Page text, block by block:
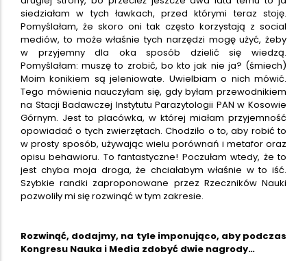
siedziałam w tych ławkach, przed którymi teraz stoję.
Pomyślałam, że skoro oni tak często korzystają z social
mediów, to może właśnie tych narzędzi mogę użyć, żeby
w przyjemny dla oka sposób dzielić się wiedzą.
Pomyślałam: muszę to zrobić, bo kto jak nie ja? (śmiech)
Moim konikiem są jeleniowate. Uwielbiam o nich mówić.
Tego mówienia nauczyłam się, gdy byłam przewodnikiem
na Stacji Badawczej Instytutu Parazytologii PAN w Kosowie
Górnym. Jest to placówka, w której miałam przyjemność
opowiadać o tych zwierzętach. Chodziło o to, aby robić to
w prosty sposób, używając wielu porównań i metafor oraz
opisu behawioru. To fantastyczne! Poczułam wtedy, że to
jest chyba moja droga, że chciałabym właśnie w to iść.
Szybkie randki zaproponowane przez Rzeczników Nauki
pozwoliły mi się rozwinąć w tym zakresie.
Rozwinąć, dodajmy, na tyle imponująco, aby podczas
Kongresu Nauka i Media zdobyć dwie nagrody…